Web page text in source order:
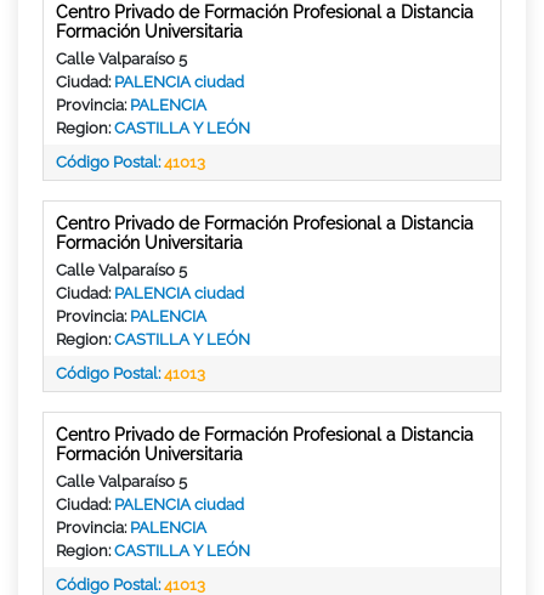
Centro Privado de Formación Profesional a Distancia
Formación Universitaria
Calle Valparaíso 5
Ciudad: PALENCIA ciudad
Provincia: PALENCIA
Region:CASTILLA Y LEÓN
Código Postal:41013
Centro Privado de Formación Profesional a Distancia
Formación Universitaria
Calle Valparaíso 5
Ciudad: PALENCIA ciudad
Provincia: PALENCIA
Region:CASTILLA Y LEÓN
Código Postal:41013
Centro Privado de Formación Profesional a Distancia
Formación Universitaria
Calle Valparaíso 5
Ciudad: PALENCIA ciudad
Provincia: PALENCIA
Region:CASTILLA Y LEÓN
Código Postal:41013